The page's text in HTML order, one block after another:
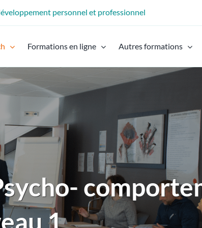
personnel et professionnel
Formations en ligne Autres formations
1